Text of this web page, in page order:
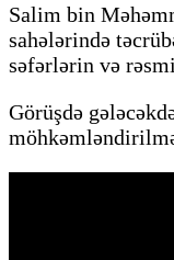
Salim bin
sahələrində
səfərlərin və
Görüşdə